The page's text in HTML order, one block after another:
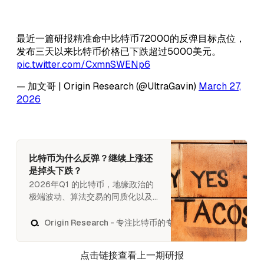
最近一篇研报精准命中比特币72000的反弹目标点位，
发布三天以来比特币价格已下跌超过5000美元。
pic.twitter.com/CxmnSWENp6
— 加文哥 | Origin Research (@UltraGavin) March 27,
2026
比特币为什么反弹？继续上涨还
是掉头下跌？
2026年Q1 的比特币，地缘政治的
极端波动、算法交易的同质化以及
共同构建了一个极其复杂的资产定
开始了局部的触底反弹。这一小规
Origin Research - 专注比特币的专业投研机构 UltraGavin
点击链接查看上一期研报